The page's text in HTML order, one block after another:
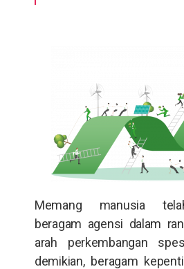
Memang manusia
beragam agensi dalam
arah perkembangan
demikian, beragam